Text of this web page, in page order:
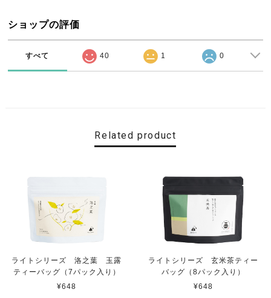
ショップの評価
すべて 40 1 0
Related product
ライトシリーズ 洛之葉 玉露
ティーバッグ（7パック入り）
¥648
ライトシリーズ 玄米茶ティー
バッグ（8パック入り）
¥648